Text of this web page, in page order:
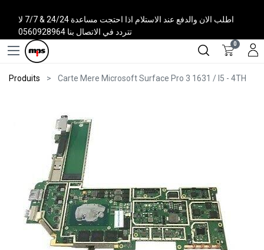
اطلب الان والدفع عند الاستلام اذا احتجت مساعدة 24/24 & 7/7 لا
تتردد في الاتصال بنا 0560928964
0
Produits Carte Mere Microsoft Surface Pro 3 1631 / I5 - 4TH